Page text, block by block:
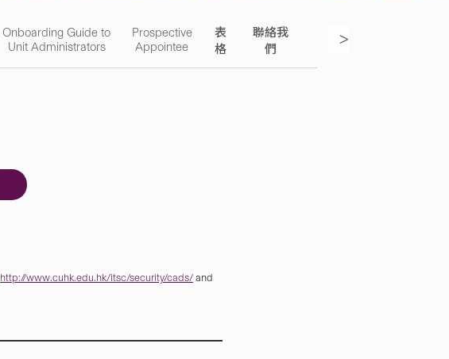
>
Onboarding Guide to
Unit Administrators
Prospective
Appointee
表
格
聯絡我
們
http://www.cuhk.edu.hk/itsc/security/cads/ and